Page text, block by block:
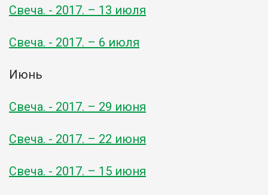
Свеча. - 2017. – 13 июля
Свеча. - 2017. – 6 июля
Июнь
Свеча. - 2017. – 29 июня
Свеча. - 2017. – 22 июня
Свеча. - 2017. – 15 июня